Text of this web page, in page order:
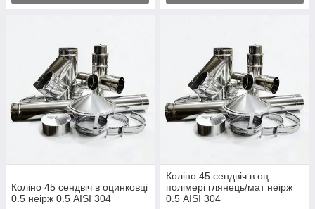
Коліно 45 сендвіч в оцинковці
0.5 неірж 0.5 AISI 304
Коліно 45 сендвіч в оц.
полімері глянець/мат неірж
0.5 AISI 304